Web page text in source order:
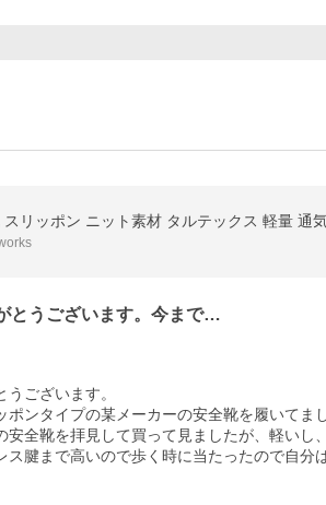
スリッポン ニット素材 タルテックス 軽量 通
とうございます。今まで…
ございます。
ポンタイプの某メーカーの安全靴を履いてま
安全靴を拝見して買って見ましたが、軽いし
ス腱まで高いので歩く時に当たったので自分